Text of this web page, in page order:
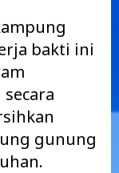
bakti ini
gunung